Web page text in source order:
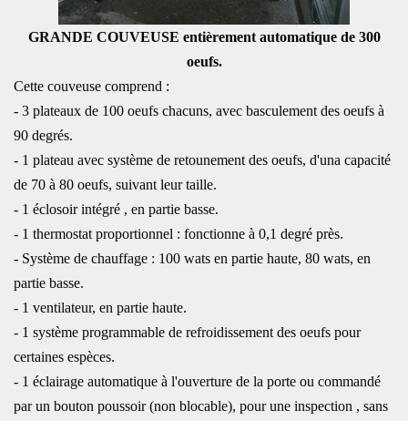
GRANDE COUVEUSE entièrement automatique de 300
oeufs.
Cette couveuse comprend :
- 3 plateaux de 100 oeufs chacuns, avec basculement des oeufs à
90 degrés.
- 1 plateau avec système de retounement des oeufs, d'una capacité
de 70 à 80 oeufs, suivant leur taille.
- 1 éclosoir intégré , en partie basse.
- 1 thermostat proportionnel : fonctionne à 0,1 degré près.
- Système de chauffage : 100 wats en partie haute, 80 wats, en
partie basse.
- 1 ventilateur, en partie haute.
- 1 système programmable de refroidissement des oeufs pour
certaines espèces.
- 1 éclairage automatique à l'ouverture de la porte ou commandé
par un bouton poussoir (non blocable), pour une inspection , sans